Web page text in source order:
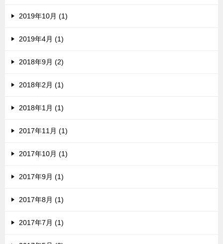
2019年10月 (1)
2019年4月 (1)
2018年9月 (2)
2018年2月 (1)
2018年1月 (1)
2017年11月 (1)
2017年10月 (1)
2017年9月 (1)
2017年8月 (1)
2017年7月 (1)